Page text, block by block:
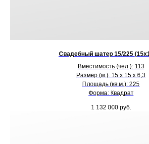
Свадебный шатер 15/225
Вместимость (чел.): 113
Размер (м.): 15 х 15 х 6,3
Площадь (кв.м.): 225
Форма: Квадрат
1 132 000 руб.